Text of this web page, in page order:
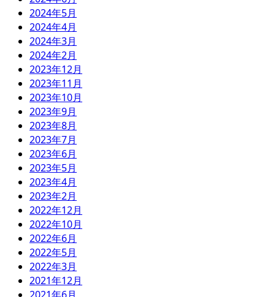
2024年5月
2024年4月
2024年3月
2024年2月
2023年12月
2023年11月
2023年10月
2023年9月
2023年8月
2023年7月
2023年6月
2023年5月
2023年4月
2023年2月
2022年12月
2022年10月
2022年6月
2022年5月
2022年3月
2021年12月